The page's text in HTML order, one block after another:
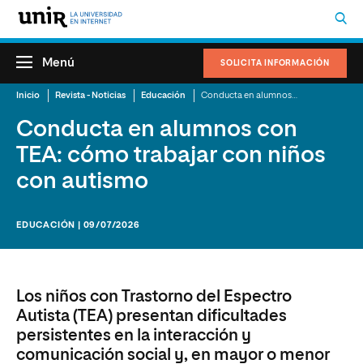
SOLICITA INFORMACIÓN
Menú
Inicio Revista - Noticias Educación
Conducta en alumnos con
TEA: cómo trabajar con niños
con autismo
EDUCACIÓN | 09/07/2026
Los niños con Trastorno del Espectro
Autista (TEA) presentan dificultades
persistentes en la interacción y
comunicación social y, en mayor o menor